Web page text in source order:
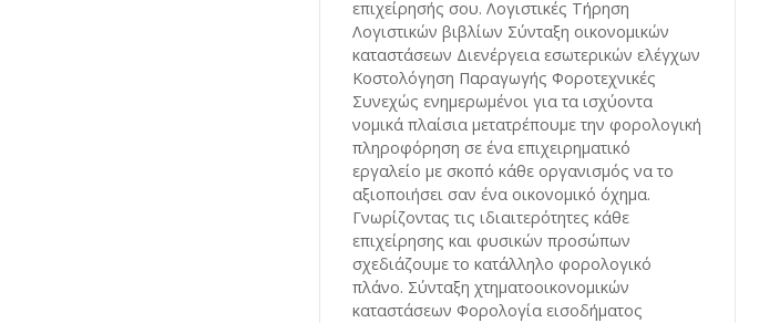
επιχείρησής σου. Λογιστικές Τήρηση
Λογιστικών βιβλίων Σύνταξη οικονομικών
καταστάσεων Διενέργεια εσωτερικών ελέγχων
Κοστολόγηση Παραγωγής Φοροτεχνικές
Συνεχώς ενημερωμένοι για τα ισχύοντα
νομικά πλαίσια μετατρέπουμε την φορολογική
πληροφόρηση σε ένα επιχειρηματικό
εργαλείο με σκοπό κάθε οργανισμός να το
αξιοποιήσει σαν ένα οικονομικό όχημα.
Γνωρίζοντας τις ιδιαιτερότητες κάθε
επιχείρησης και φυσικών προσώπων
σχεδιάζουμε το κατάλληλο φορολογικό
πλάνο. Σύνταξη χτηματοοικονομικών
καταστάσεων Φορολογία εισοδήματος